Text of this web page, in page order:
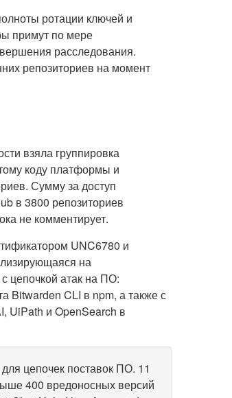
ротации ключей и
примут по мере
расследования.
репозиториев на момент
взяла группировка
коду платформы и
Сумму за доступ
в 3800 репозиториев
не комментирует.
UNC6780 и
на
цепочкой атак на ПО:
Bitwarden CLI в npm, а также с
UiPath и OpenSearch в
цепочек поставок ПО. 11
400 вредоносных версий